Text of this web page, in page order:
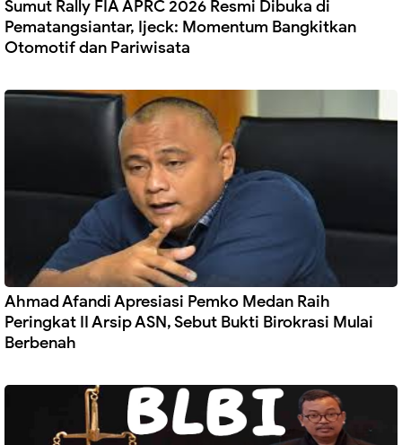
Sumut Rally FIA APRC 2026 Resmi Dibuka di
Pematangsiantar, Ijeck: Momentum Bangkitkan
Otomotif dan Pariwisata
Ahmad Afandi Apresiasi Pemko Medan Raih
Peringkat II Arsip ASN, Sebut Bukti Birokrasi Mulai
Berbenah